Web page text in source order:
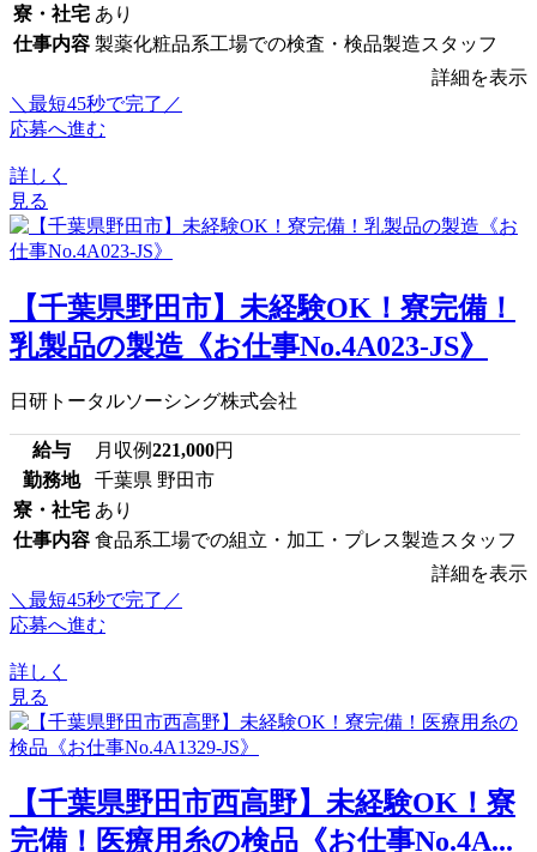
寮・社宅 あり
仕事内容 製薬化粧品系工場での検査・検品製造スタッフ
詳細を表示
＼最短45秒で完了／
応募へ進む
詳しく
見る
【千葉県野田市】未経験OK！寮完備！
乳製品の製造《お仕事No.4A023-JS》
日研トータルソーシング株式会社
給与 月収例221,000円
勤務地
千葉県 野田市
寮・社宅 あり
仕事内容 食品系工場での組立・加工・プレス製造スタッフ
詳細を表示
＼最短45秒で完了／
応募へ進む
詳しく
見る
【千葉県野田市西高野】未経験OK！寮
完備！医療用糸の検品《お仕事No.4A...